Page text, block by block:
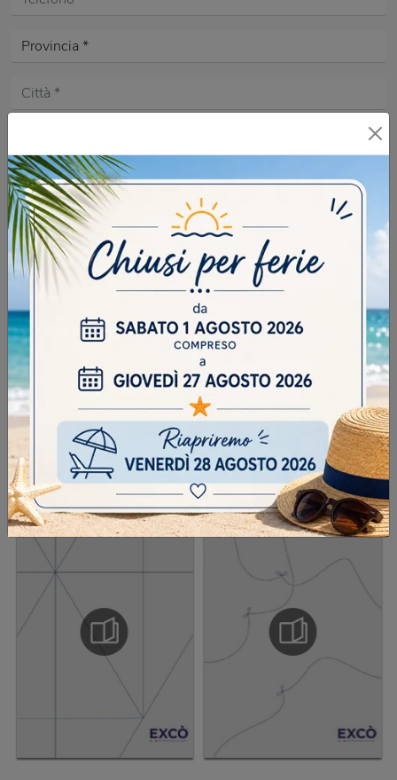
SFOGLIA I NOSTRI CATALOGHI
Acconsento all'informativa sulla Privacy Policy
DOMANDA DI SICUREZZA
Scrivere la parola "Fragole" al singolare
INVIA